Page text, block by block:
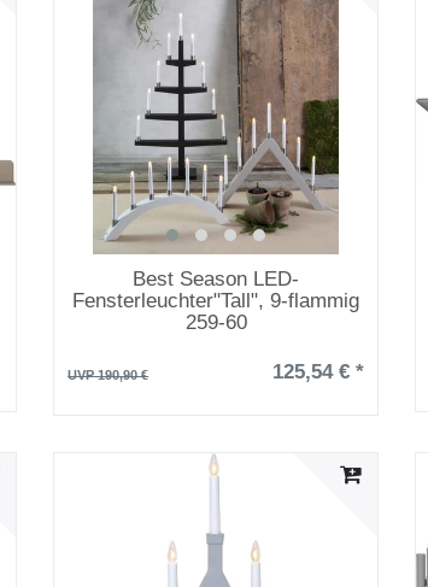
Best Season LED-
Fensterleuchter"Tall", 9-flammig
259-60
UVP 190,90 € 125,54 € *